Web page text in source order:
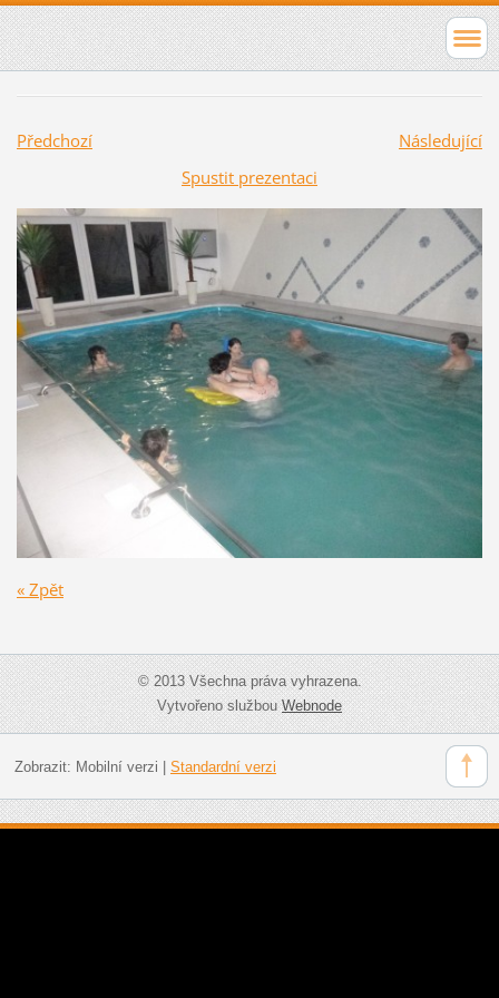
Předchozí
Následující
Spustit prezentaci
« Zpět
© 2013 Všechna práva vyhrazena.
Vytvořeno službouWebnode
Zobrazit: Mobilní verzi Standardní verzi